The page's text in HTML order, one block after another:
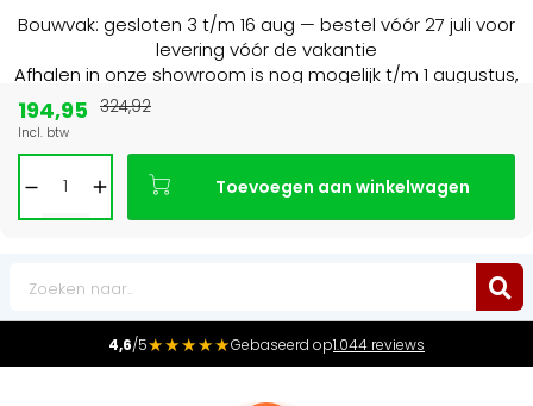
Bouwvak: gesloten 3 t/m 16 aug — bestel vóór 27 juli voor
levering vóór de vakantie
Afhalen in onze showroom is nog mogelijk t/m 1 augustus,
4,6/5★★★★★Gebaseerd op1.044 reviews
194,95
Incl. btw
324,92
Toevoegen aan winkelwagen